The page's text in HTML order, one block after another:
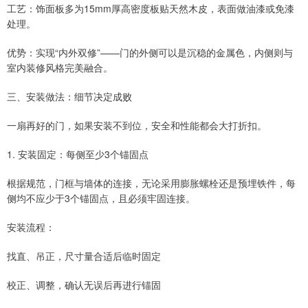
工艺：饰面板多为15mm厚高密度板贴天然木皮，表面做油漆或免漆
处理。
优势：实现“内外双修”——门的外侧可以是沉稳的金属色，内侧则与
室内装修风格完美融合。
三、安装做法：细节决定成败
一扇再好的门，如果安装不到位，安全和性能都会大打折扣。
1. 安装固定：每侧至少3个锚固点
根据规范，门框与墙体的连接，无论采用膨胀螺栓还是预埋铁件，每
侧均不应少于3个锚固点，且必须牢固连接。
安装流程：
找直、吊正，尺寸量合适后临时固定
校正、调整，确认无误后再进行锚固